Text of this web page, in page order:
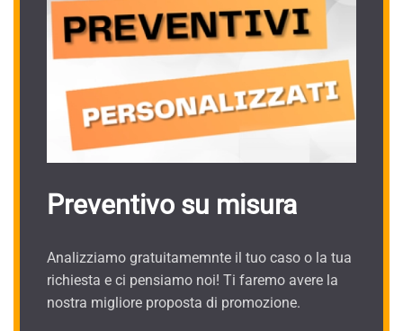
Preventivo su misura
Analizziamo gratuitamemnte il tuo caso o la tua
richiesta e ci pensiamo noi! Ti faremo avere la
nostra migliore proposta di promozione.